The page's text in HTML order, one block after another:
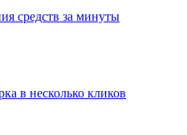
средств за минуты
в несколько кликов